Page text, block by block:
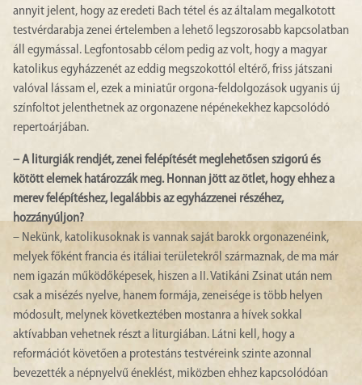
annyit jelent, hogy az eredeti Bach tétel és az általam megalkotott
testvérdarabja zenei értelemben a lehető legszorosabb kapcsolatban
áll egymással. Legfontosabb célom pedig az volt, hogy a magyar
katolikus egyházzenét az eddig megszokottól eltérő, friss játszani
valóval lássam el, ezek a miniatűr orgona-feldolgozások ugyanis új
színfoltot jelenthetnek az orgonazene népénekekhez kapcsolódó
repertoárjában.
– A liturgiák rendjét, zenei felépítését meglehetősen szigorú és
kötött elemek határozzák meg. Honnan jött az ötlet, hogy ehhez a
merev felépítéshez, legalábbis az egyházzenei részéhez,
hozzányúljon?
– Nekünk, katolikusoknak is vannak saját barokk orgonazenéink,
melyek főként francia és itáliai területekről származnak, de ma már
nem igazán működőképesek, hiszen a II. Vatikáni Zsinat után nem
csak a misézés nyelve, hanem formája, zeneisége is több helyen
módosult, melynek következtében mostanra a hívek sokkal
aktívabban vehetnek részt a liturgiában. Látni kell, hogy a
reformációt követően a protestáns testvéreink szinte azonnal
bevezették a népnyelvű éneklést, miközben ehhez kapcsolódóan